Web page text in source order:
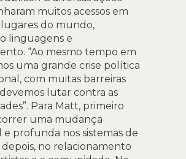
muitos acessos em
do mundo,
linguagens e
“Ao mesmo tempo em
uma grande crise política
com muitas barreiras
lutar contra as
Para Matt, primeiro
uma mudança
profunda nos sistemas de
no relacionamento